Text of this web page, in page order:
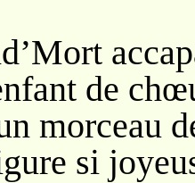
de
morceau
si